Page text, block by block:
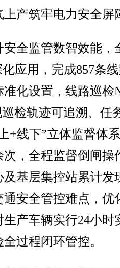
上产筑牢电力安全屏
全监管数智效能，
应用，完成857条
准化设置，线路巡检
检轨迹可追溯、任
+线下”立体监督体
次，全程监督倒闸操
基层集控站累计发
通安全管控难点，优
产车辆实行24小时
过程闭环管控。